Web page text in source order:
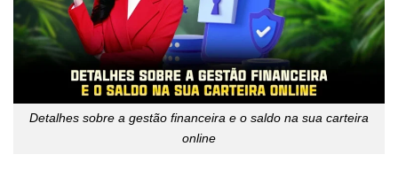
Detalhes sobre a gestão financeira e o saldo na sua carteira
online